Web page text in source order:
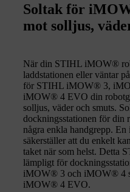
Soltak för
mot solljus,
När din STIHL iMOW®
laddstationen eller väntar
för STIHL iMOW® 3,
iMOW® 4 EVO din
solljus, väder och smuts.
dockningsstationen för din
några enkla handgrepp.
säkerställer att du enkelt
taket när som helst. Detta
lämpligt för
iMOW® 3 och iMOW® 4
iMOW® 4 EVO.